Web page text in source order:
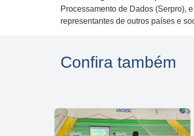
Processamento de Dados (Serpro),
representantes de outros países e
Confira também